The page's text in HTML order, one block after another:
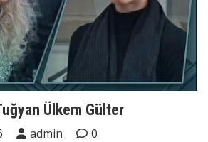
Ülkem Gülter
admin
0